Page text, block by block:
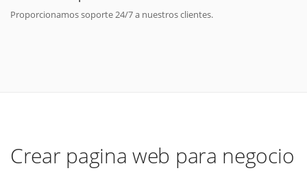
Proporcionamos soporte 24/7 a nuestros clientes.
Crear pagina web para negocio